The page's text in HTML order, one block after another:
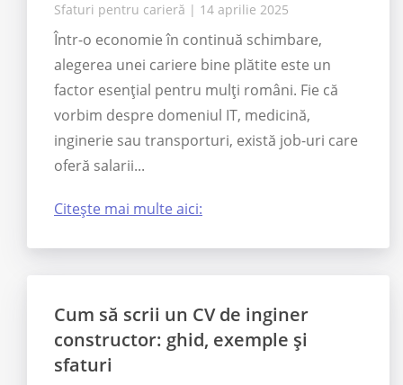
Sfaturi pentru carieră | 14 aprilie 2025
Într-o economie în continuă schimbare,
alegerea unei cariere bine plătite este un
factor esențial pentru mulți români. Fie că
vorbim despre domeniul IT, medicină,
inginerie sau transporturi, există job-uri care
oferă salarii...
Citește mai multe aici:
Cum să scrii un CV de inginer
constructor: ghid, exemple și
sfaturi